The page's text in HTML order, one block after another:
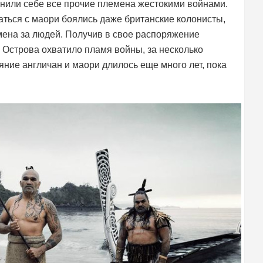
себе все прочие племена жестокими войнами.
с маори боялись даже британские колонисты,
за людей. Получив в свое распоряжение
охватило пламя войны, за несколько
англичан и маори длилось еще много лет, пока